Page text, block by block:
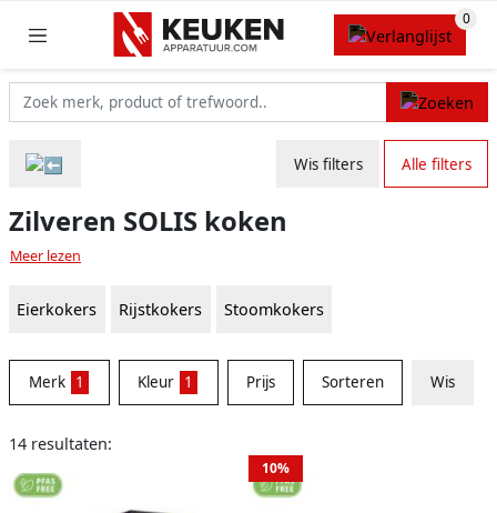
Wis filters Alle filters
Zilveren SOLIS koken
Meer lezen
Eierkokers Rijstkokers Stoomkokers
Merk 1 Kleur 1 Prijs Sorteren Wis
14 resultaten:
10%